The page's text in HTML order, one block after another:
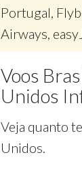
Portugal,
Airways,
Voos
Unidos
Veja quanto
Unidos.